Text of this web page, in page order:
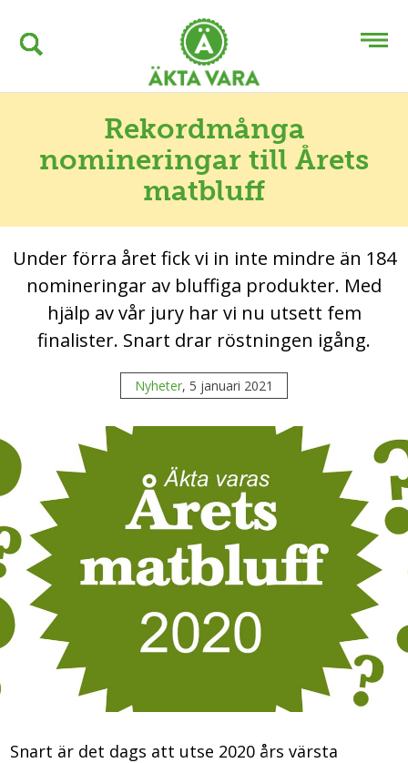
Rekordmånga
nomineringar till Årets
matbluff
Under förra året fick vi in inte mindre än 184
nomineringar av bluffiga produkter. Med
hjälp av vår jury har vi nu utsett fem
finalister. Snart drar röstningen igång.
Nyheter, 5 januari 2021
Snart är det dags att utse 2020 års värsta